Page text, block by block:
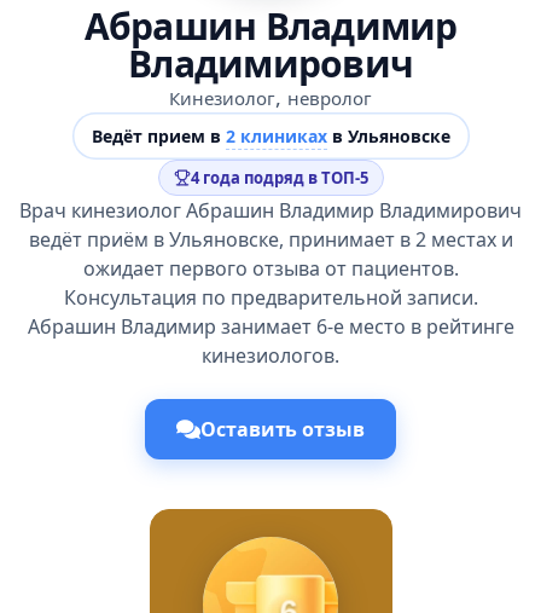
Абрашин Владимир
Владимирович
Кинезиолог, невролог
Ведёт прием в 2 клиникахв Ульяновске
4 года подряд в ТОП-5
Врач кинезиолог Абрашин Владимир Владимирович
ведёт приём в Ульяновске, принимает в 2 местах и
ожидает первого отзыва от пациентов.
Консультация по предварительной записи.
Абрашин Владимир занимает 6-е место в рейтинге
кинезиологов.
Оставить отзыв